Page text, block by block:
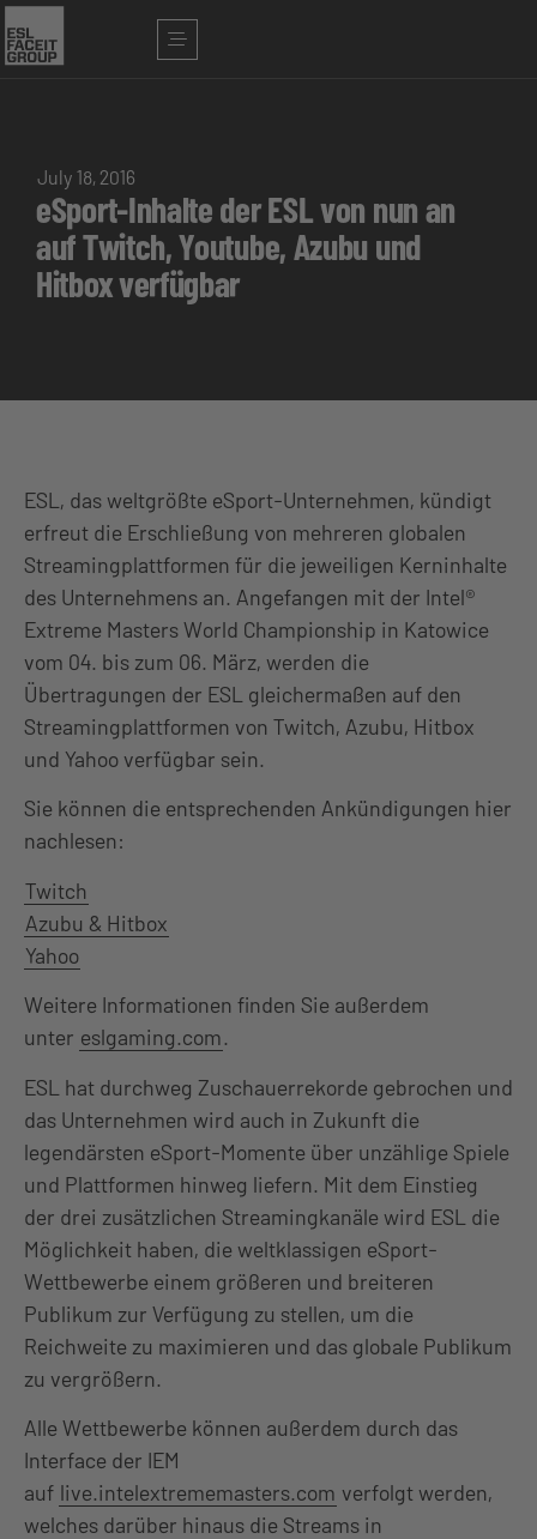
July 18, 2016
eSport-Inhalte der ESL von nun an
auf Twitch, Youtube, Azubu und
Hitbox verfügbar
ESL, das weltgrößte eSport-Unternehmen, kündigt
erfreut die Erschließung von mehreren globalen
Streamingplattformen für die jeweiligen Kerninhalte
des Unternehmens an. Angefangen mit der Intel®
Extreme Masters World Championship in Katowice
vom 04. bis zum 06. März, werden die
Übertragungen der ESL gleichermaßen auf den
Streamingplattformen von Twitch, Azubu, Hitbox
und Yahoo verfügbar sein.
Sie können die entsprechenden Ankündigungen hier
nachlesen:
Twitch
Azubu & Hitbox
Yahoo
Weitere Informationen finden Sie außerdem
unter eslgaming.com.
ESL hat durchweg Zuschauerrekorde gebrochen und
das Unternehmen wird auch in Zukunft die
legendärsten eSport-Momente über unzählige Spiele
und Plattformen hinweg liefern. Mit dem Einstieg
der drei zusätzlichen Streamingkanäle wird ESL die
Möglichkeit haben, die weltklassigen eSport-
Wettbewerbe einem größeren und breiteren
Publikum zur Verfügung zu stellen, um die
Reichweite zu maximieren und das globale Publikum
zu vergrößern.
Alle Wettbewerbe können außerdem durch das
Interface der IEM
auf live.intelextrememasters.com verfolgt werden,
welches darüber hinaus die Streams in